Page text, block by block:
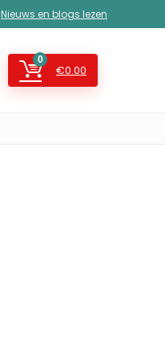
Nieuws en blogs lezen
0
€0.00